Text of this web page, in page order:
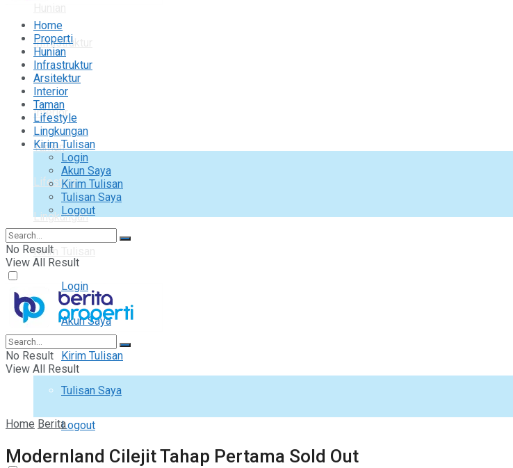
Infrastruktur
Arsitektur
Interior
Taman
Lifestyle
Lingkungan
Kirim Tulisan
Login
Akun Saya
Kirim Tulisan
Tulisan Saya
Logout
Home
Properti
Hunian
Infrastruktur
Arsitektur
Interior
Taman
Lifestyle
Lingkungan
Kirim Tulisan
Login
Akun Saya
Kirim Tulisan
Tulisan Saya
Logout
No Result
View All Result
No Result
View All Result
Home Berita
Modernland Cilejit Tahap Pertama Sold Out